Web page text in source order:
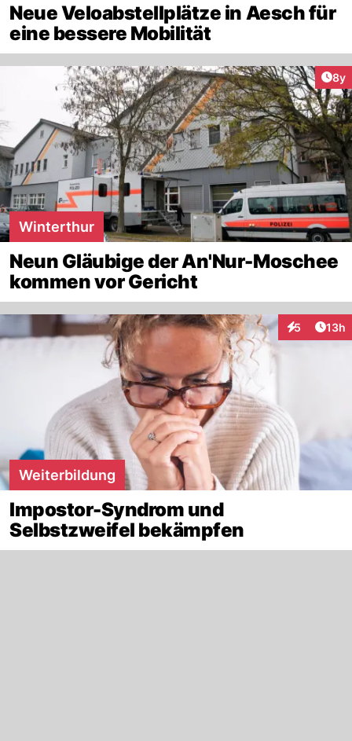
Neue Veloabstellplätze in Aesch für
eine bessere Mobilität
8y
Winterthur
Neun Gläubige der An'Nur-Moschee
kommen vor Gericht
5
Interaktionen
13h
Weiterbildung
Impostor-Syndrom und
Selbstzweifel bekämpfen